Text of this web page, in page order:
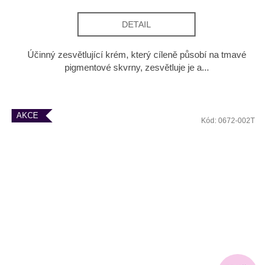
DETAIL
Účinný zesvětlující krém, který cíleně působí na tmavé
pigmentové skvrny, zesvětluje je a...
AKCE
Kód: 0672-002T